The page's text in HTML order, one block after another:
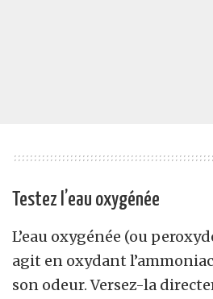
Testez l’eau oxygénée
L’eau oxygénée (ou
agit en oxydant
son odeur. Versez-la